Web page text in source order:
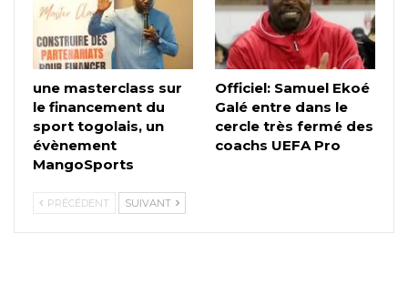
une masterclass sur
le financement du
sport togolais, un
évènement
MangoSports
Officiel: Samuel Ekoé
Galé entre dans le
cercle très fermé des
coachs UEFA Pro
PRÉCÉDENT SUIVANT